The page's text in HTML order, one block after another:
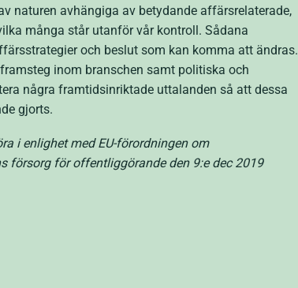
naturen avhängiga av betydande affärsrelaterade,
många står utanför vår kontroll. Sådana
och beslut som kan komma att ändras.
inom branschen samt politiska och
några framtidsinriktade uttalanden så att dessa
gjorts.
i enlighet med EU-förordningen om
försorg för offentliggörande den 9:e dec 2019